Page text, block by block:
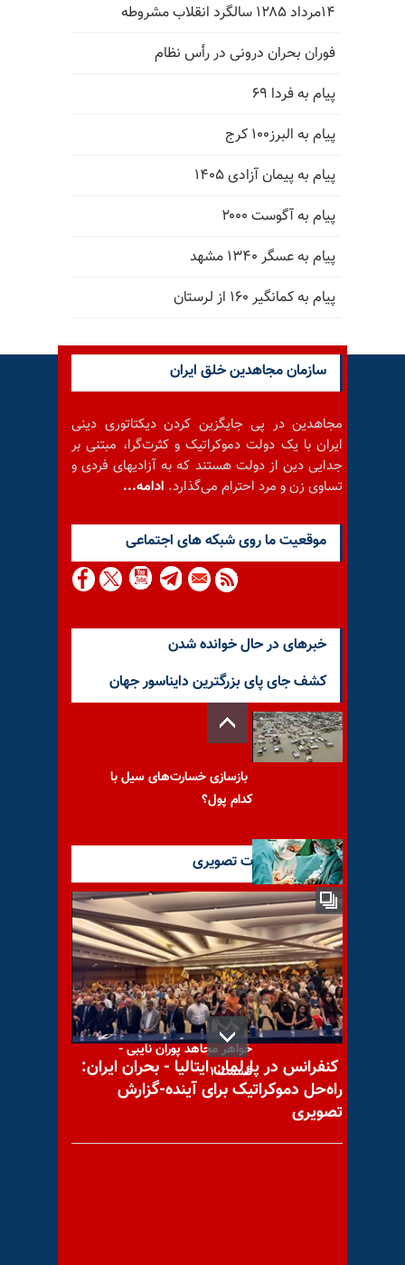
۱۴مرداد ۱۲۸۵ سالگرد انقلاب مشروطه
فوران بحران درونی در رأس نظام
پیام به فردا ۶۹
پیام به البرز۱۰۰ کرج
پیام به پیمان آزادی ۱۴۰۵
پیام به آگوست ۲۰۰۰
پیام به عسگر ۱۳۴۰ مشهد
پیام به کمانگیر ۱۶۰ از لرستان
سازمان مجاهدین خلق ایران
مجاهدین در پی جایگزین کردن دیکتاتوری دینی
ایران با یک دولت دموکراتیک و کثرت‌گرا، مبتنی بر
جدایی دین از دولت هستند که به آزادیهای فردی و
تساوی زن و مرد احترام می‌گذارد. ادامه...
موقعيت ما روى شبكه هاى اجتماعى
خبرهای در حال خوانده شدن
کشف جای پای بزرگترین دایناسور جهان
بازسازی خسارت‌های سیل با
کدام پول؟
۱۵هزار زن، قربانی سرطان در
سال
رسم مقاومت-خاطرات زندان
خواهر مجاهد پوران نایبی -
قسمت ۱
آخرین گزارشات تصویری
کنفرانس در پارلمان ایتالیا - بحران ایران:
راه‌حل دموکراتیک برای آینده-گزارش
تصویری